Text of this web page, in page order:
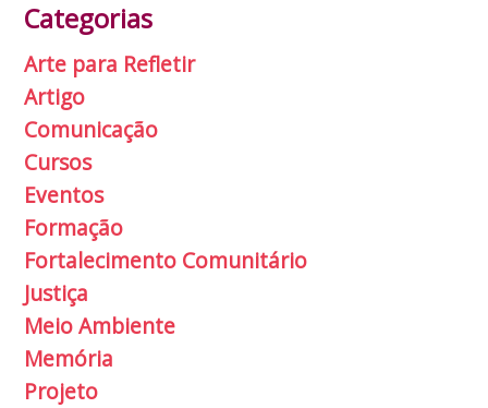
Categorias
Arte para Refletir
Artigo
Comunicação
Cursos
Eventos
Formação
Fortalecimento Comunitário
Justiça
Meio Ambiente
Memória
Projeto